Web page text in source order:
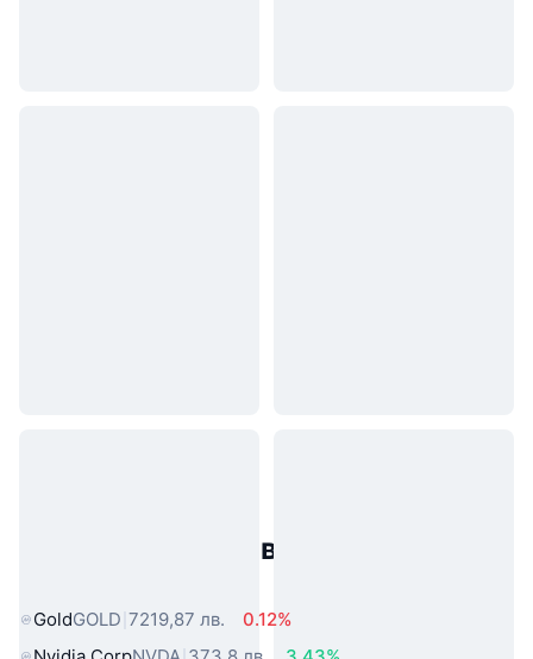
Популярни активи от реалния
GoldGOLD 7219,87 лв.
0.12%